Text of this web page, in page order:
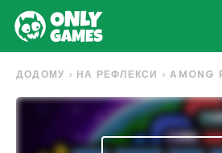
ДОДОМУ НА РЕФЛЕКСИ AMONG